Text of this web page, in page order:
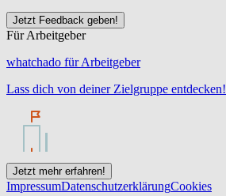
Jetzt Feedback geben!
Für Arbeitgeber
whatchado für Arbeitgeber
Lass dich von deiner Zielgruppe entdecken!
Jetzt mehr erfahren!
ImpressumDatenschutzerklärungCookies